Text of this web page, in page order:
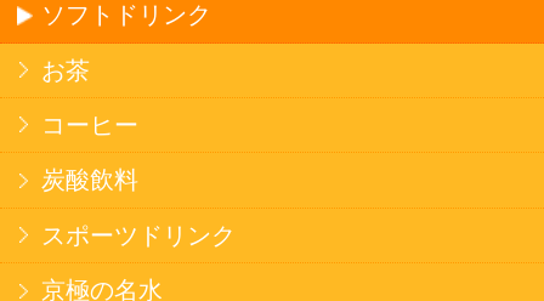
名水珈琲
健康カレー
ごはん
みそ汁・スープ